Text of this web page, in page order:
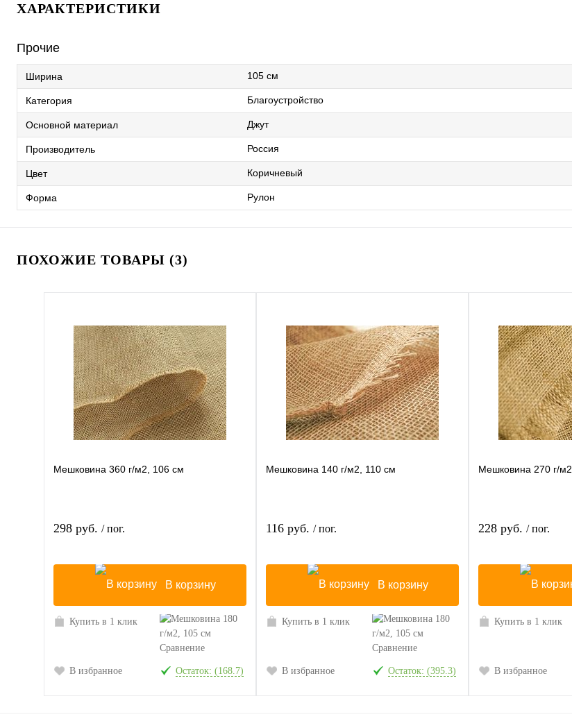
ХАРАКТЕРИСТИКИ
Прочие
Ширина 105 см
Категория Благоустройство
Основной материал Джут
Производитель Россия
Цвет Коричневый
Форма Рулон
ПОХОЖИЕ ТОВАРЫ (3)
Мешковина 360 г/м2, 106 см
298 руб. / пог.
В корзину
Купить в 1 клик
Сравнение
В избранное Остаток: (168.7)
Мешковина 140 г/м2, 110 см
116 руб. / пог.
В корзину
Купить в 1 клик
Сравнение
В избранное Остаток: (395.3)
Мешковина 270 г/
228 руб. / пог.
Купить в 1 клик
В избранное